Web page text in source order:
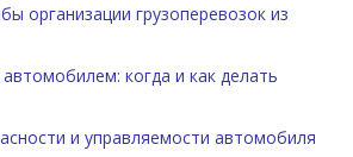
организации грузоперевозок из
когда и как делать
и управляемости автомобиля